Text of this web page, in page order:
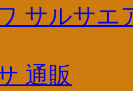
サルサエ
通販